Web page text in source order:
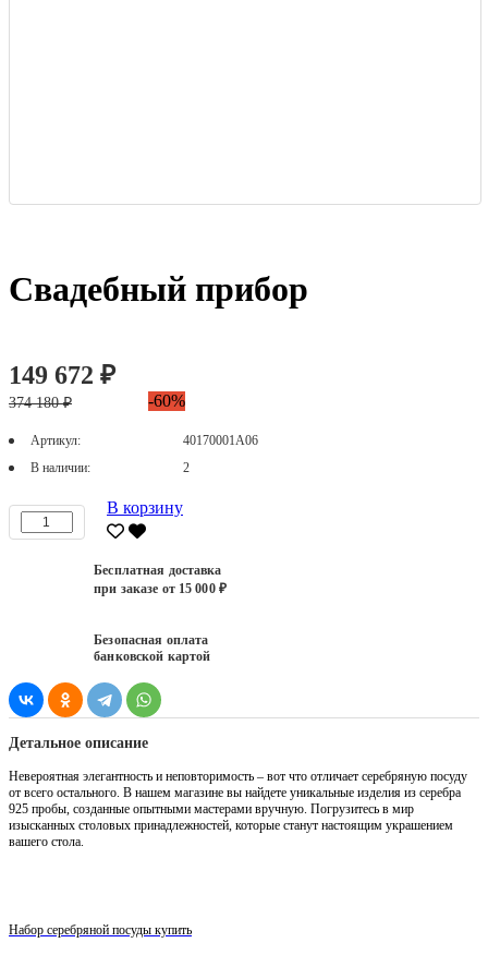
Свадебный прибор
149 672 ₽
374 180 ₽ -60%
Артикул:
40170001А06
В наличии:
2
В корзину
Бесплатная доставка
при заказе от 15 000 ₽
Безопасная оплата
банковской картой
Детальное описание
Невероятная элегантность и неповторимость – вот что отличает серебряную посуду
от всего остального. В нашем магазине вы найдете уникальные изделия из серебра
925 пробы, созданные опытными мастерами вручную. Погрузитесь в мир
изысканных столовых принадлежностей, которые станут настоящим украшением
вашего стола.
Набор серебряной посуды купить